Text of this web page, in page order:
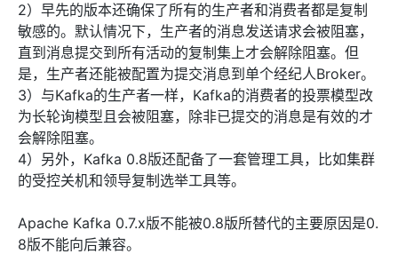
2）早先的版本还确保了所有的生产者和消费者都是复制
敏感的。默认情况下，生产者的消息发送请求会被阻塞，
直到消息提交到所有活动的复制集上才会解除阻塞。但
是，生产者还能被配置为提交消息到单个经纪人Broker。
3）与Kafka的生产者一样，Kafka的消费者的投票模型改
为长轮询模型且会被阻塞，除非已提交的消息是有效的才
会解除阻塞。
4）另外，Kafka 0.8版还配备了一套管理工具，比如集群
的受控关机和领导复制选举工具等。
Apache Kafka 0.7.x版不能被0.8版所替代的主要原因是0.
8版不能向后兼容。